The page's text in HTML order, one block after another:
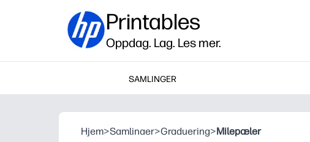
Printables
Oppdag. Lag. Les mer.
SAMLINGER
Hjem>Samlinaer>Graduering>Milepæler